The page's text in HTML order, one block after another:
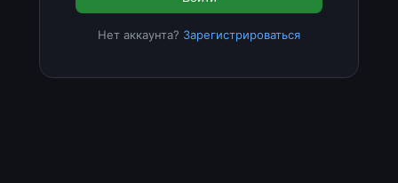
Нет аккаунта? Зарегистрироваться